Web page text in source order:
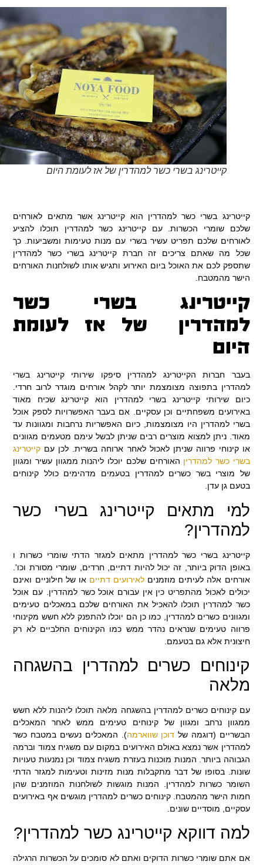
קייטרינג בשרי כשר למהדרין של אז לעומת היום
קייטרינג בשרי כשר למהדרין הוא קייטרינג אשר מתאים לאורחים
שלכם שומרי הכשרות. עם קייטרינג כשר למהדרין תוכלו להציע
לאורחים שלכם תפריט עשיר בשרי עם מנות טעימות ומשביעות. כך
שכל מה שאתם צריכים זה חברת קייטרינג בשרי כשר למהדרין
שתספק לכם את האוכל ביום האירוע ותגיש אותו לשולחנות האורחים
הישר מהמטבח.
קייטרינג בשרי כשר
למהדרין של אז לעומת
היום
בעבר חברות הקייטרינג למהדרין סיפקו שירותי קייטרינג בשרי
למהדרין בתפוצה מצומצמת יותר לקהל אורחים מוגדר לרוב חרדי.
כיום שירותי קייטרינג בשרי למהדרין הוא קייטרינג שכיח מאוד
באירועים משפחתיים וכן עסקיים. אם בעבר האפשרויות לספק אוכל
בשרי למהדרין היו מצומצמות, כיום האפשריות נרחבות ומגוונות עד
מאוד. ניתן למצוא מוצרים רבים שניתן לבשל עימם מטעמים מגוונים
או קינוחי פרווה שניתן לאכול לאחר ארוחה בשרית. לכן עםקייטרינג
בשרי כשר למהדריןהאורחים שלכם יוכלו ליהנות ממגוון עשיר ומגוון
של מוצרי בשר כשרים למהדרין בטעמים מדהימים כולל קינוחים
בטעם גן עדן.
למי מתאים קייטרינג בשרי כשר
למהדרין?
קייטרינג בשרי כשר למהדרין מתאים למגזר הדתי שומרי כשרות ו
באופן הדוק ביותר, זה יכול להיות דתיים, חרדים, שומרי מסורת וכו'.
אורחים אלה לעיתים מוזמניםלאירועים דתייםאו של חילוניים ואינם
יכולים לאכול מהתפריט כין אין עבורם אוכל כשר למהדרין. עם אוכל
כשר למהדרין תוכלו להאכיל את האורחים שלכם במאכלים טעימים
ומגוונים כשרים למהדרין, כמו כן הם יוכלו להתפנק ללא חשש מקינוחי
פרווה טעימים שנראים נהדר ממש כמו הקינוחים החלביים לא רק
חיצונית אלא גם בטעמם.
קינוחים כשרים למהדרין בהשגחה
מלאה
עם קינוחים כשרים למהדרין בהשגחה מלאה תוכלו ליהנות ללא חשש
ממגוון נרחב ומגוון של קינוחים טעימים ממש לאחר המאכלים
הבשריים (דוגמה שלדוכן שווארמה). המאכלים נעשים במטבח כשר
למהדרין אשר נמצא באולם האירועים במקום עם משגיח צמוד וברמה
הגבוהה ביותר. המנות מוכנות בעזרת משגיח צמוד וכן נמנעות טעויות
שונות. בסופו של דבר מתקבלות מנות מזינות וטעימות למגזר הדתי
השומר כשרות למהדרין. המנות מוגשות לשולחנות המוזמנים שהן
חמות הישר מהמטבח. קינוחים כשרים למהדרין מוגשים אף באירועים
עסקיים, מוסדיים שונים.
למה דווקא קייטרינג כשר למהדרין?
אם אתם שומרי כשרות הדוקים ואתם לא סומכים על הכשרות הרגילה